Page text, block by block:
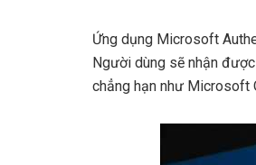
Ứng dụng Microsoft
Người dùng sẽ nhận
chẳng hạn như Microsoft